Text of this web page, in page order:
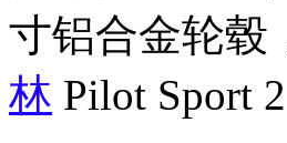
寸铝合金轮毂
林 Pilot Sport